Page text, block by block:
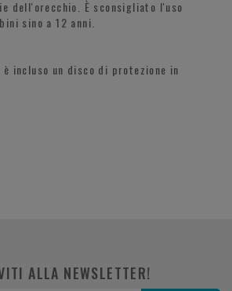
dell'orecchio. È sconsigliato l'uso
sino a 12 anni.
è incluso un disco di protezione in
ALLA NEWSLETTER!